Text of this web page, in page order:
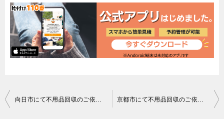
投
向日市にて不用品回収のご依頼 匿名希望様の声 京都市にて不用品回収のご依頼 匿名希望様の声